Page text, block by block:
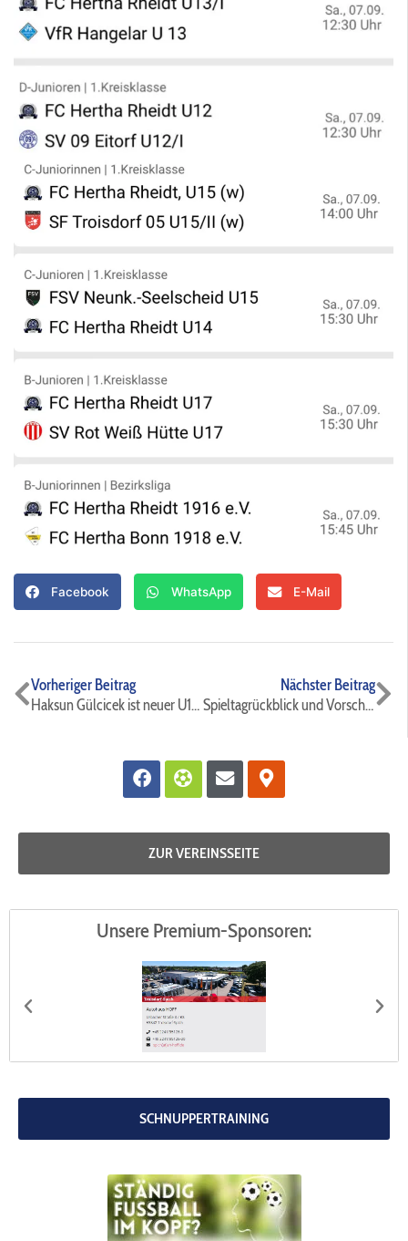
Facebook WhatsApp E-Mail
Zurück
Vorheriger Beitrag
Haksun Gülcicek ist neuer U19-Trainer
Nächster Beitrag
Spieltagrückblick und Vorschau auf den 14.09.⚫️🔵⚽️
Facebook
FutbolEnvelope
Map-
marker-
alt
ZUR VEREINSSEITE
Unsere Premium-Sponsoren:
SCHNUPPERTRAINING